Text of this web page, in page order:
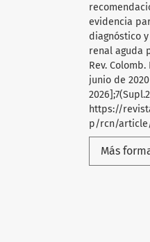
evidencia
diagnóstico
renal aguda
Rev.
junio de
https://
p/rcn/
Más